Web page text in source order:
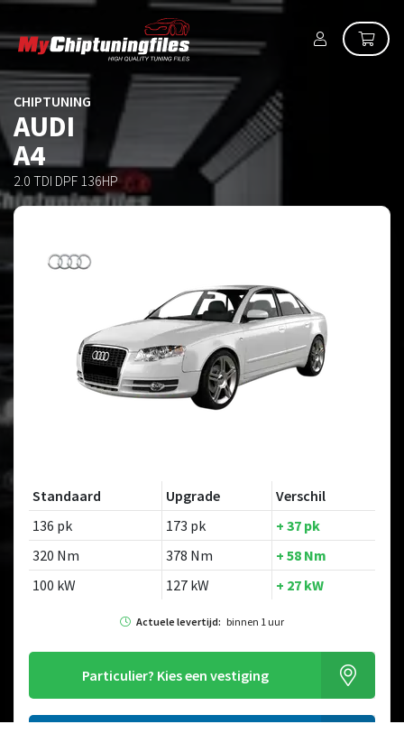
CHIPTUNING
AUDI
A4
2.0 TDI DPF 136HP
Standaard Upgrade
Verschil
136 pk
173 pk
+ 37 pk
320 Nm
378 Nm
+ 58 Nm
100 kW
127 kW + 27 kW
Actuele levertijd: binnen 1 uur
Particulier? Kies een vestiging